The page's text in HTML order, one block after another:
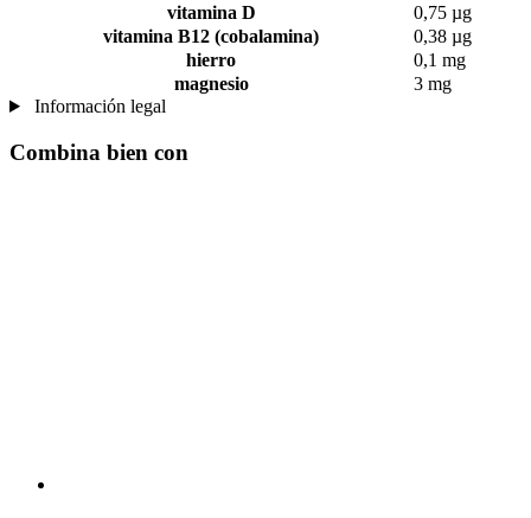
vitamina D
0,75 µg
vitamina B12 (cobalamina)
0,38 µg
hierro
0,1 mg
magnesio
3 mg
Información legal
Combina bien con